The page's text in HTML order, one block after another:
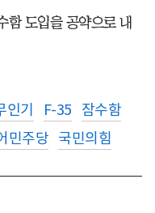
함 도입을 공약으로 내
인기 F-35
잠수함
민주당 국민의힘